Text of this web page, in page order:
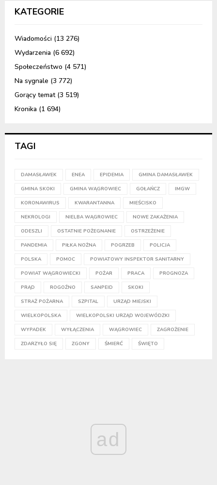
KATEGORIE
Wiadomości (13 276)
Wydarzenia (6 692)
Społeczeństwo (4 571)
Na sygnale (3 772)
Gorący temat(3 519)
Kronika (1 694)
TAGI
DAMASŁAWEK ENEA EPIDEMIA GMINA DAMASŁAWEK
GMINA SKOKI GMINA WĄGROWIEC GOŁAŃCZ IMGW
KORONAWIRUS KWARANTANNA MIEŚCISKO
NEKROLOGI NIELBA WĄGROWIEC NOWE ZAKAŻENIA
ODESZLI OSTATNIE POŻEGNANIE OSTRZEŻENIE
PANDEMIA PIŁKA NOŻNA POGRZEB POLICJA
POLSKA POMOC POWIATOWY INSPEKTOR SANITARNY
POWIAT WĄGROWIECKI POŻAR PRACA PROGNOZA
PRĄD ROGOŹNO SANPEID SKOKI
STRAŻ POŻARNA SZPITAL URZĄD MIEJSKI
WIELKOPOLSKA WIELKOPOLSKI URZĄD WOJEWÓDZKI
WYPADEK WYŁĄCZENIA WĄGROWIEC ZAGROŻENIE
ZDARZYŁO SIĘ ZGONY ŚMIERĆ ŚWIĘTO
ad